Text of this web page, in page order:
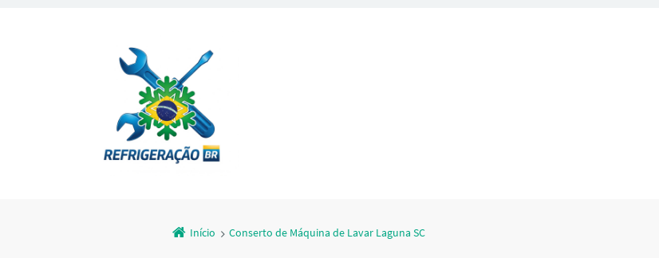
Início Conserto de Máquina de Lavar Laguna SC